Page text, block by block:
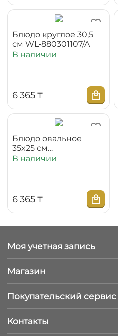
Блюдо круглое 30,5
см WL‑880301107/A
В наличии
6 365 ₸
Блюдо овальное
35x25 см
WL‑880301117/A
В наличии
6 365 ₸
Моя учетная запись
Магазин
Покупательский сервис
Контакты